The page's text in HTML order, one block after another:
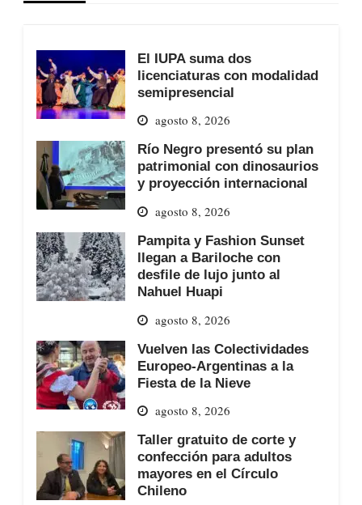
El IUPA suma dos
licenciaturas con modalidad
semipresencial
agosto 8, 2026
Río Negro presentó su plan
patrimonial con dinosaurios
y proyección internacional
agosto 8, 2026
Pampita y Fashion Sunset
llegan a Bariloche con
desfile de lujo junto al
Nahuel Huapi
agosto 8, 2026
Vuelven las Colectividades
Europeo-Argentinas a la
Fiesta de la Nieve
agosto 8, 2026
Taller gratuito de corte y
confección para adultos
mayores en el Círculo
Chileno